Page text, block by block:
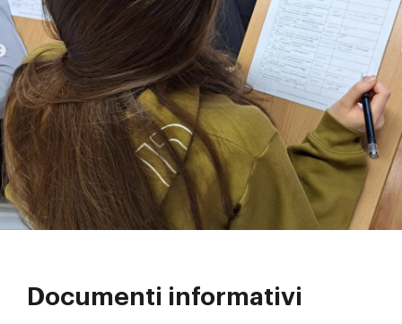
Documenti informativi